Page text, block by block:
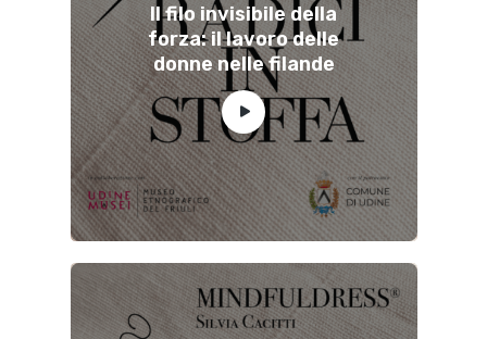
Il filo invisibile della
forza: il lavoro delle
donne nelle filande